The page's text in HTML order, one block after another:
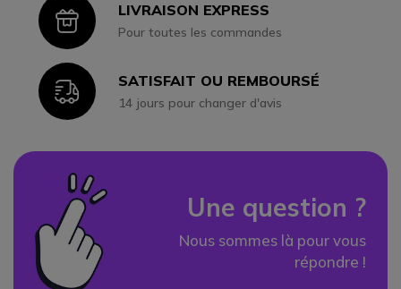
IconLIVRAISON EXPRESS
Pour toutes les commandes
IconSATISFAIT OU REMBOURSÉ
14 jours pour changer d'avis
Une question ?
Nous sommes là pour vous
répondre !